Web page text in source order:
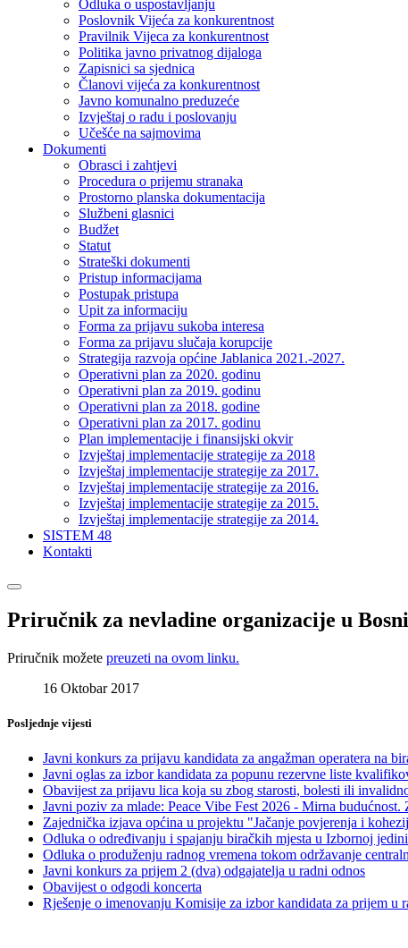
Odluka o uspostavljanju
Poslovnik Vijeća za konkurentnost
Pravilnik Vijeca za konkurentnost
Politika javno privatnog dijaloga
Zapisnici sa sjednica
Članovi vijeća za konkurentnost
Javno komunalno preduzeće
Izvještaj o radu i poslovanju
Učešće na sajmovima
Dokumenti
Obrasci i zahtjevi
Procedura o prijemu stranaka
Prostorno planska dokumentacija
Službeni glasnici
Budžet
Statut
Strateški dokumenti
Pristup informacijama
Postupak pristupa
Upit za informaciju
Forma za prijavu sukoba interesa
Forma za prijavu slučaja korupcije
Strategija razvoja općine Jablanica 2021.-2027.
Operativni plan za 2020. godinu
Operativni plan za 2019. godinu
Operativni plan za 2018. godine
Operativni plan za 2017. godinu
Plan implementacije i finansijski okvir
Izvještaj implementacije strategije za 2018
Izvještaj implementacije strategije za 2017.
Izvještaj implementacije strategije za 2016.
Izvještaj implementacije strategije za 2015.
Izvještaj implementacije strategije za 2014.
SISTEM 48
Kontakti
Priručnik za nevladine organizacije u
Priručnik možete preuzeti na ovom linku.
16 Oktobar 2017
Posljednje vijesti
Javni konkurs za prijavu kandidata za angažman operatera na
Javni oglas za izbor kandidata za popunu rezervne liste
Obavijest za prijavu lica koja su zbog starosti, bolesti ili
Javni poziv za mlade: Peace Vibe Fest 2026 - Mirna budućnost.
Zajednička izjava općina u projektu "Jačanje povjerenja i
Odluka o određivanju i spajanju biračkih mjesta u Izbornoj
Odluka o produženju radnog vremena tokom održavanje
Javni konkurs za prijem 2 (dva) odgajatelja u radni odnos
Obavijest o odgodi koncerta
Rješenje o imenovanju Komisije za izbor kandidata za prijem u